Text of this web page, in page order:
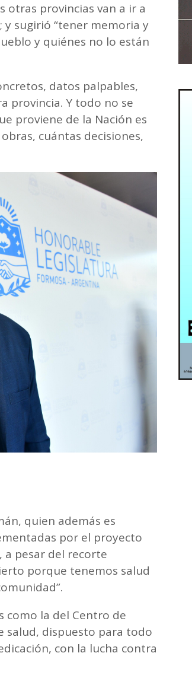
otras provincias van a ir a
y sugirió “tener memoria y
y quiénes no lo están
datos palpables,
provincia. Y todo no se
proviene de la Nación es
cuántas decisiones,
quien además es
por el proyecto
a pesar del recorte
porque tenemos salud
como la del Centro de
salud, dispuesto para todo
con la lucha contra